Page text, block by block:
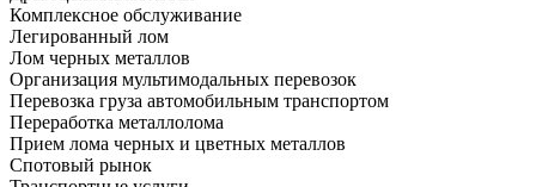
Комплексное обслуживание
Легированный лом
Лом черных металлов
Организация мультимодальных перевозок
Перевозка груза автомобильным транспортом
Переработка металлолома
Прием лома черных и цветных металлов
Спотовый рынок